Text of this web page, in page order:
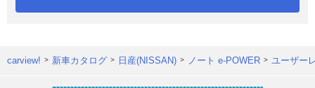
carview! 新車カタログ 日産(NISSAN) ノート e-POWER ユーザー